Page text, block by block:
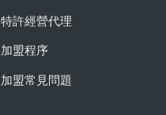
特許經營代理
加盟程序
加盟常見問題